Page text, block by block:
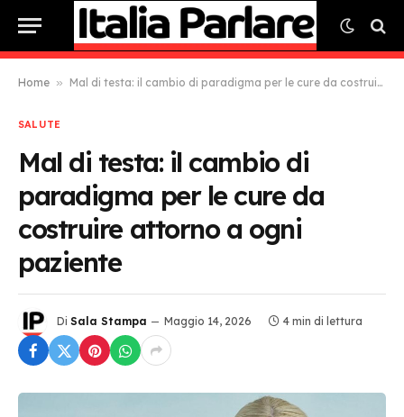
Home » Mal di testa: il cambio di paradigma per le cure da costruire attorno a ogni paziente
SALUTE
Mal di testa: il cambio di
paradigma per le cure da
costruire attorno a ogni
paziente
Di Sala Stampa Maggio 14, 2026 4 min di lettura